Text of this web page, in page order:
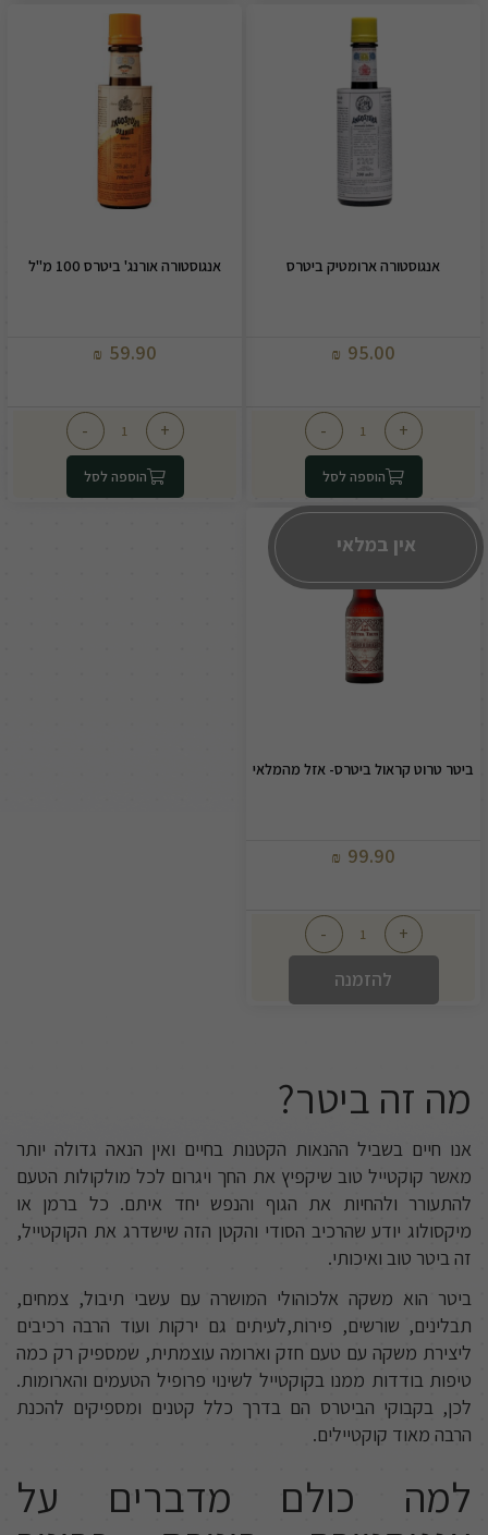
אנגוסטורה ארומטיק ביטרס
95.00
₪
+
-
הוספה לסל
אנגוסטורה אורנג' ביטרס 100 מ"ל
59.90
₪
+
-
הוספה לסל
אין במלאי
ביטר טרוט קראול ביטרס- אזל מהמלאי
99.90
₪
+
-
להזמנה
מה זה ביטר?
אנו חיים בשביל ההנאות הקטנות בחיים ואין הנאה גדולה יותר
מאשר קוקטייל טוב שיקפיץ את החך ויגרום לכל מולקולות הטעם
להתעורר ולהחיות את הגוף והנפש יחד איתם. כל ברמן או
מיקסולוג יודע שהרכיב הסודי והקטן הזה שישדרג את הקוקטייל,
זה ביטר טוב ואיכותי.
ביטר הוא משקה אלכוהולי המושרה עם עשבי תיבול, צמחים,
תבלינים, שורשים, פירות,לעיתים גם ירקות ועוד הרבה רכיבים
ליצירת משקה עם טעם חזק וארומה עוצמתית, שמספיק רק כמה
טיפות בודדות ממנו בקוקטייל לשינוי פרופיל הטעמים והארומות.
לכן, בקבוקי הביטרס הם בדרך כלל קטנים ומספיקים להכנת
הרבה מאוד קוקטיילים.
למה כולם מדברים על